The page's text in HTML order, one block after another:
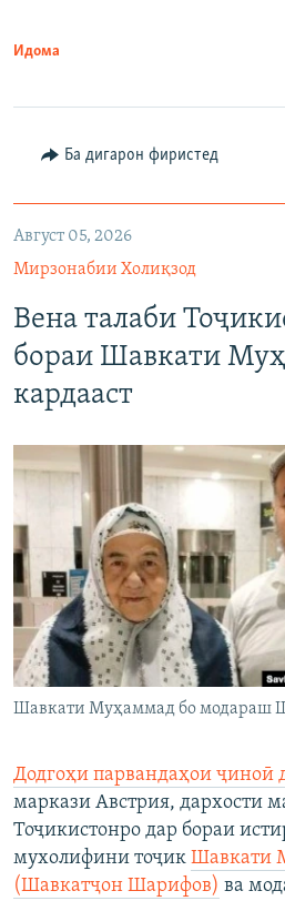
Идома
Ба дигарон фиристед
Август 05, 2026
Мирзонабии Холиқзод
Вена талаби
бораи Шавкати
кардааст
Шавкати Муҳаммад бо модараш
Додгоҳи парвандаҳои ҷиноӣ
маркази Австрия, дархости
Тоҷикистонро дар бораи
мухолифини тоҷик Шавкати
(Шавкатҷон Шарифов) ва